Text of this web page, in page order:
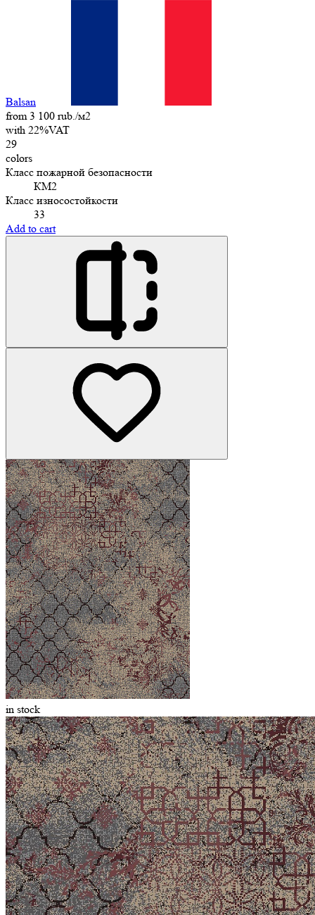
Balsan
from 3 100 rub./м2
with 22%VAT
29
colors
Класс пожарной безопасности
КМ2
Класс износостойкости
33
Add to cart
in stock